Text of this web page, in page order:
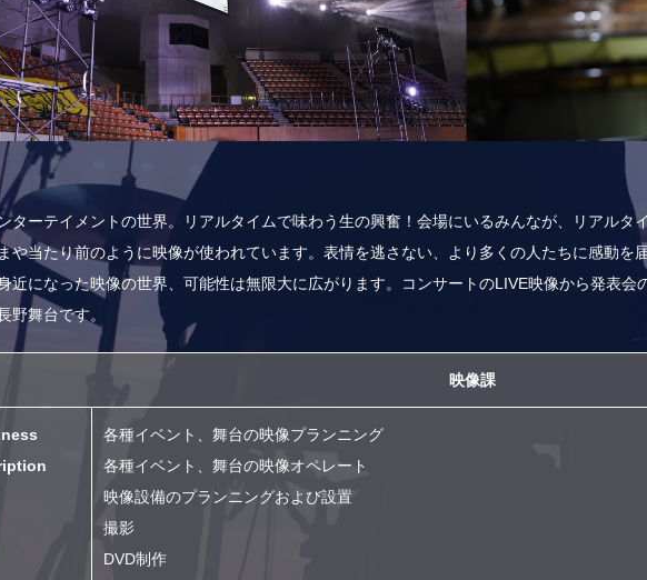
ターテイメントの世界。リアルタイムで味わう生の興奮！会場にいるみんなが、リアルタ
や当たり前のように映像が使われています。表情を逃さない、より多くの人たちに感動を
近になった映像の世界、可能性は無限大に広がります。コンサートのLIVE映像から発表
野舞台です。
映像課
各種イベント、舞台の映像プランニング
各種イベント、舞台の映像オペレート
映像設備のプランニングおよび設置
撮影
DVD制作